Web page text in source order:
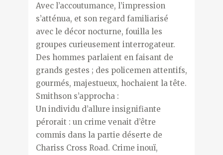
Avec l’accoutumance, l’impression
s’atténua, et son regard familiarisé
avec le décor nocturne, fouilla les
groupes curieusement interrogateur.
Des hommes parlaient en faisant de
grands gestes ; des policemen attentifs,
gourmés, majestueux, hochaient la tête.
Smithson s’approcha :
Un individu d’allure insignifiante
pérorait : un crime venait d’être
commis dans la partie déserte de
Chariss Cross Road. Crime inouï,